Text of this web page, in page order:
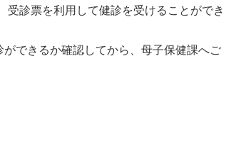
診票を利用して健診を受けることができ
できるか確認してから、母子保健課へご